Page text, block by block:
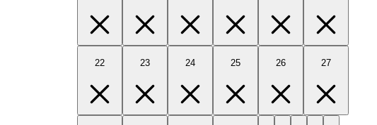
22 23 24 25 26 27